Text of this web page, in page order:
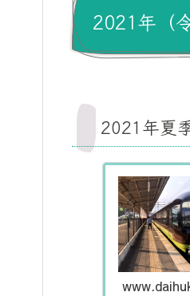
2021年（
2021年夏